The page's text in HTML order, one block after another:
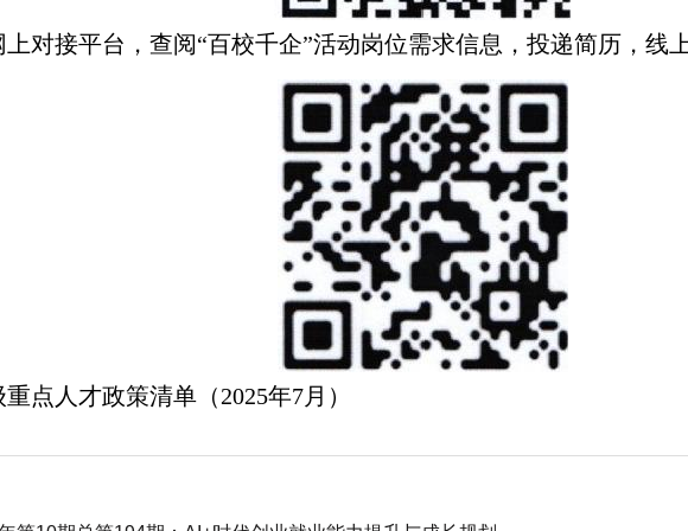
对接平台，查阅“百校千企”活动岗位需求信息，投递简历，线
点人才政策清单（2025年7月）